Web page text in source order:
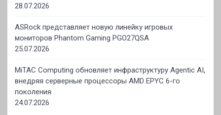
28.07.2026
ASRock представляет новую линейку игровых
мониторов Phantom Gaming PGO27QSA
25.07.2026
MiTAC Computing обновляет инфраструктуру Agentic AI,
внедряя серверные процессоры AMD EPYC 6-го
поколения
24.07.2026